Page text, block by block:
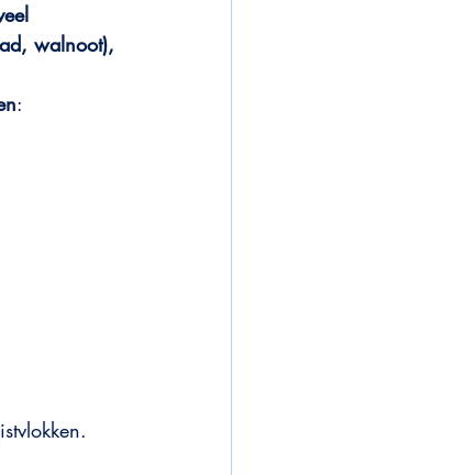
walnoot),
: